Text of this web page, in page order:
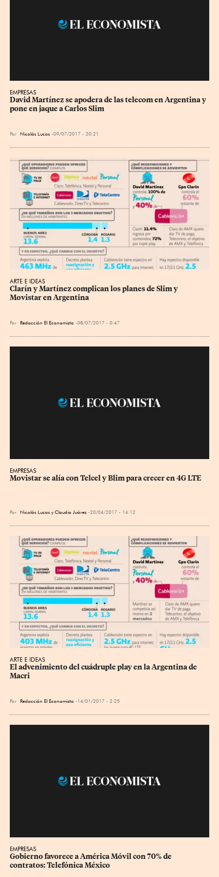
EMPRESAS
David Martínez se apodera de las telecom en Argentina y
pone en jaque a Carlos Slim
Por Nicolás Lucas 09/07/2017 - 20:21
ARTE E IDEAS
Clarín y Martínez complican los planes de Slim y
Movistar en Argentina
Por Redacción El Economista 08/07/2017 - 0:47
EMPRESAS
Movistar se alía con Telcel y Blim para crecer en 4G LTE
Por Nicolás Lucas y Claudia Juárez 20/04/2017 - 14:12
ARTE E IDEAS
El advenimiento del cuádruple play en la Argentina de
Macri
Por Redacción El Economista 14/01/2017 - 2:25
EMPRESAS
Gobierno favorece a América Móvil con 70% de
contratos: Telefónica México